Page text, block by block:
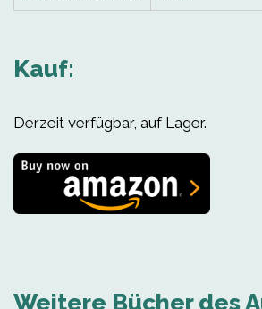
Kauf:
Derzeit verfügbar, auf Lager.
Weitere Bücher des